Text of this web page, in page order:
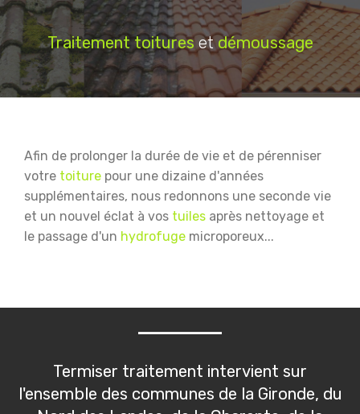
Traitement toitureset démoussage
Afin de prolonger la durée de vie et de pérenniser
votre toiture pour une dizaine d'années
supplémentaires, nous redonnons une seconde vie
et un nouvel éclat à vos tuiles après nettoyage et
le passage d'un hydrofuge microporeux...
Termiser traitement intervient sur
l'ensemble des communes de la Gironde, du